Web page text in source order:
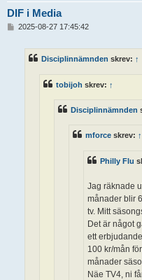
DIF i Media
2025-08-27 17:45:42
Disciplinnämnden skrev: ↑
tobijoh skrev: ↑
Disciplinnämnden
mforce skrev: ↑
Philly Flu
Jag räknade
månader blir
tv. Mitt
Det är något
ett
100 kr/mån
månader
Näe TV4, ni